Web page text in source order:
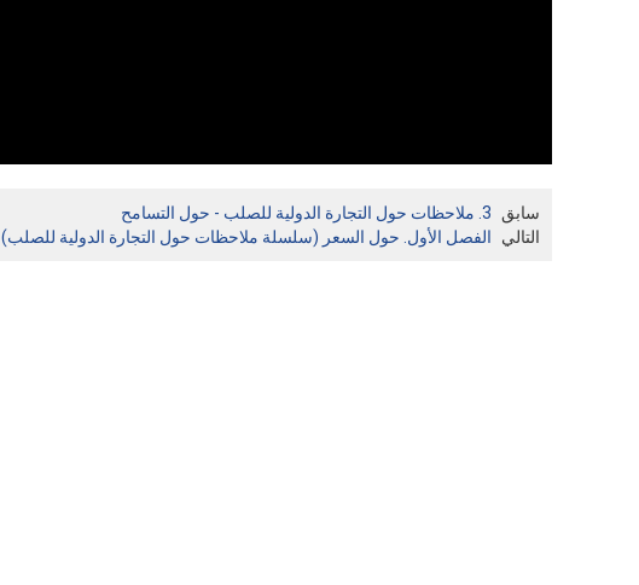
سابق
3. ملاحظات حول التجارة الدولية للصلب - حول التسامح
التالي
الفصل الأول. حول السعر (سلسلة ملاحظات حول التجارة الدولية للصلب)